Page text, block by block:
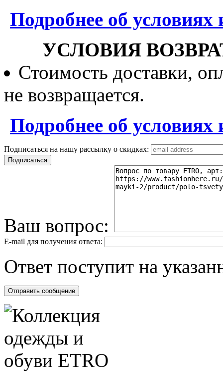
Подробнее об условиях
УСЛОВИЯ
Стоимость доставки,
не возвращается.
Подробнее об условиях
Подписаться на нашу рассылку о скидках:
Ваш вопрос:
E-mail для получения ответа:
Ответ поступит на